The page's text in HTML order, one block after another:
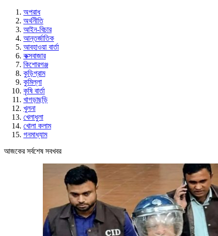
অপরাধ
অর্থনীতি
আইন-বিচার
আন্তর্জাতিক
আবহাওয়া বার্তা
কক্সবাজার
কিশোরগঞ্জ
কুড়িগ্রাম
কুমিল্লা
কৃষি বার্তা
খাগড়াছড়ি
খুলনা
খেলাধুলা
খোলা কলাম
গনমাধ্যাম
আজকের সর্বশেষ সবখবর